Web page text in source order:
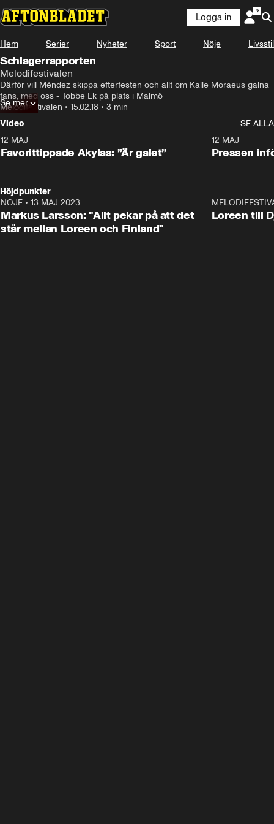
Logga in
Hem Serier Nyheter Sport Nöje Livsstil
Schlagerrapporten
Melodifestivalen
Därför vill Méndez skippa efterfesten och allt om Kalle Moraeus galna
fans, med oss - Tobbe Ek på plats i Malmö
Melodifestivalen • 15.02.18 • 3 min
Se mer
Video
SE ALLA
12 MAJ
Favorittippade Akylas: ”Är galet”
12 MAJ
Pressen
Höjdpunkter
NÖJE • 13 MAJ 2023
Markus Larsson: "Allt pekar på att det
står mellan Loreen och Finland"
Loreen till